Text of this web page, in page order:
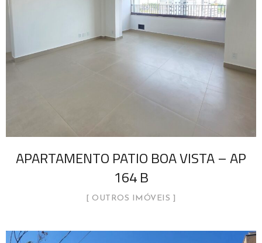
APARTAMENTO PATIO BOA VISTA – AP
164 B
OUTROS IMÓVEIS